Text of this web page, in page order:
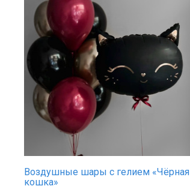
Воздушные шары с гелием «Чёрная
кошка»